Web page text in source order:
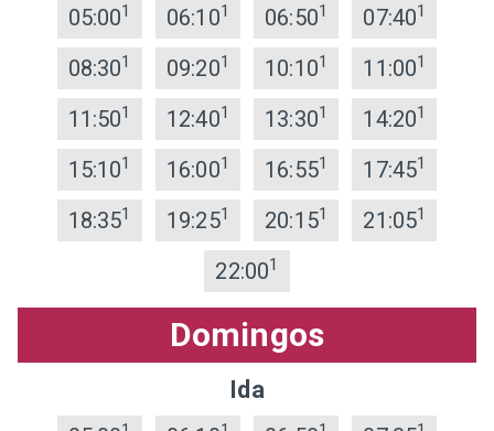
05:001 06:101 06:501 07:401
08:301 09:201 10:101 11:001
11:501 12:401 13:301 14:201
15:101 16:001 16:551 17:451
18:351 19:251 20:151 21:051
22:001
Domingos
Ida